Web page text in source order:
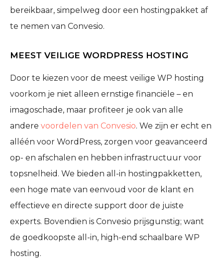
bereikbaar, simpelweg door een hostingpakket af
te nemen van Convesio.
MEEST VEILIGE WORDPRESS HOSTING
Door te kiezen voor de meest veilige WP hosting
voorkom je niet alleen ernstige financiële – en
imagoschade, maar profiteer je ook van alle
andere voordelen van Convesio. We zijn er echt en
alléén voor WordPress, zorgen voor geavanceerd
op- en afschalen en hebben infrastructuur voor
topsnelheid. We bieden all-in hostingpakketten,
een hoge mate van eenvoud voor de klant en
effectieve en directe support door de juiste
experts. Bovendien is Convesio prijsgunstig; want
de goedkoopste all-in, high-end schaalbare WP
hosting.